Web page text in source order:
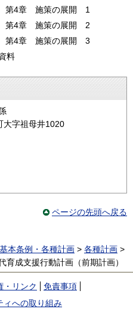
第4章 施策の展開 1
第4章 施策の展開 2
第4章 施策の展開 3
料
大字祖母井1020
ページの先頭へ戻る
基本条例・各種計画 > 各種計画 >
育成支援行動計画（前期計画）
・リンク
免責事項
ィへの取り組み